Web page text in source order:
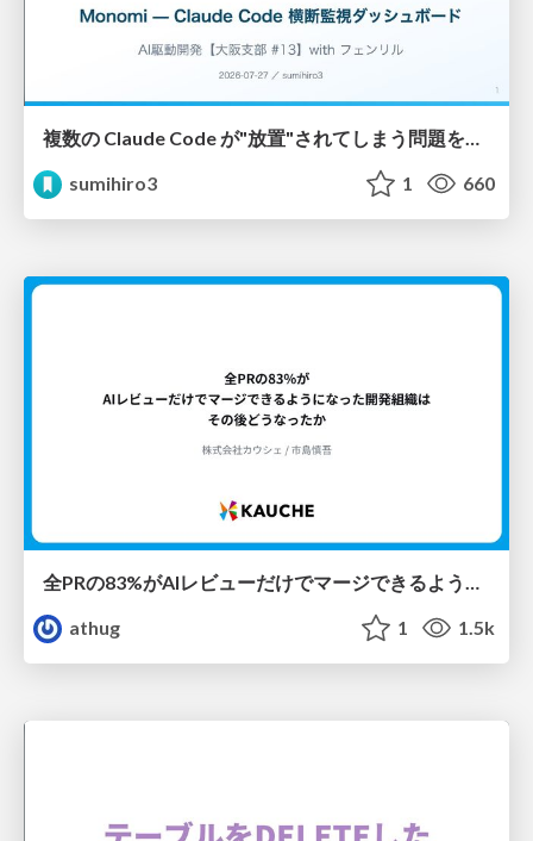
複数の Claude Code が"放置"されてしまう問題をCLI ダッシュボードを自作して解決した話
sumihiro3
1 660
athug
1 1.5k